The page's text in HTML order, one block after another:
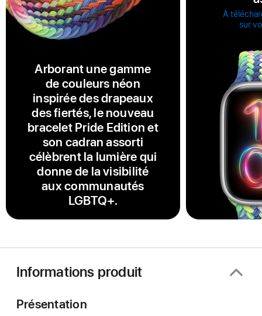
Arborant une gamme
de couleurs néon
inspirée des drapeaux
des fiertés, le nouveau
bracelet Pride Edition et
son cadran assorti
célèbrent la lumière qui
donne de la visibilité
aux communautés
LGBTQ+.
À
sur
Informations produit
Présentation